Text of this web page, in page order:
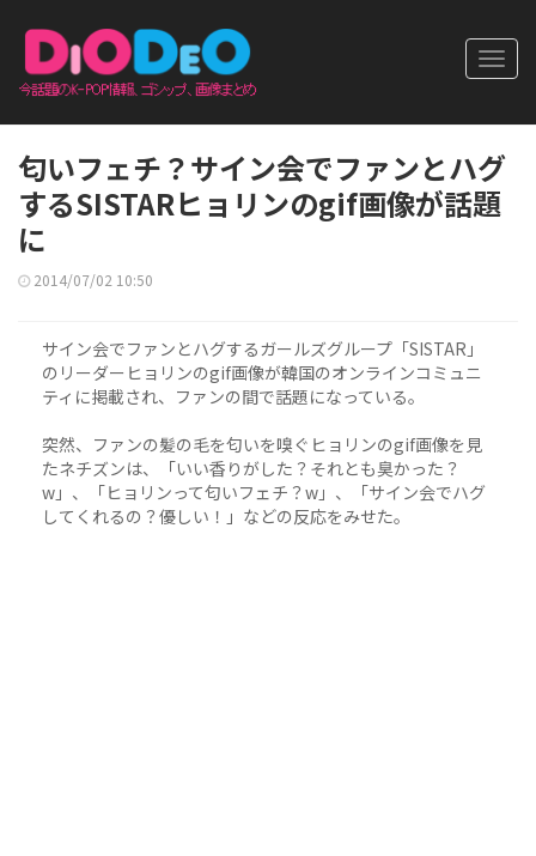
匂いフェチ？サイン会でファンとハグ
するSISTARヒョリンのgif画像が話題
に
2014/07/02 10:50
サイン会でファンとハグするガールズグループ「SISTAR」
のリーダーヒョリンのgif画像が韓国のオンラインコミュニ
ティに掲載され、ファンの間で話題になっている。
突然、ファンの髪の毛を匂いを嗅ぐヒョリンのgif画像を見
たネチズンは、「いい香りがした？それとも臭かった？
w」、「ヒョリンって匂いフェチ？w」、「サイン会でハグ
してくれるの？優しい！」などの反応をみせた。